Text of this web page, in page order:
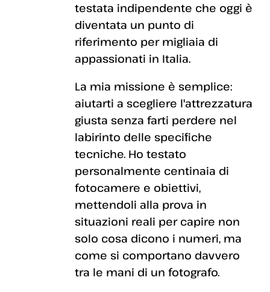
testata indipendente che oggi è
diventata un punto di
riferimento per migliaia di
appassionati in Italia.
La mia missione è semplice:
aiutarti a scegliere l'attrezzatura
giusta senza farti perdere nel
labirinto delle specifiche
tecniche. Ho testato
personalmente centinaia di
fotocamere e obiettivi,
mettendoli alla prova in
situazioni reali per capire non
solo cosa dicono i numeri, ma
come si comportano davvero
tra le mani di un fotografo.